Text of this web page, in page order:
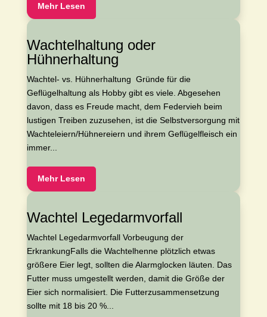
Mehr Lesen
Wachtelhaltung oder
Hühnerhaltung
Wachtel- vs. Hühnerhaltung Gründe für die
Geflügelhaltung als Hobby gibt es viele. Abgesehen
davon, dass es Freude macht, dem Federvieh beim
lustigen Treiben zuzusehen, ist die Selbstversorgung mit
Wachteleiern/Hühnereiern und ihrem Geflügelfleisch ein
immer...
Mehr Lesen
Wachtel Legedarmvorfall
Wachtel Legedarmvorfall Vorbeugung der
ErkrankungFalls die Wachtelhenne plötzlich etwas
größere Eier legt, sollten die Alarmglocken läuten. Das
Futter muss umgestellt werden, damit die Größe der
Eier sich normalisiert. Die Futterzusammensetzung
sollte mit 18 bis 20 %...